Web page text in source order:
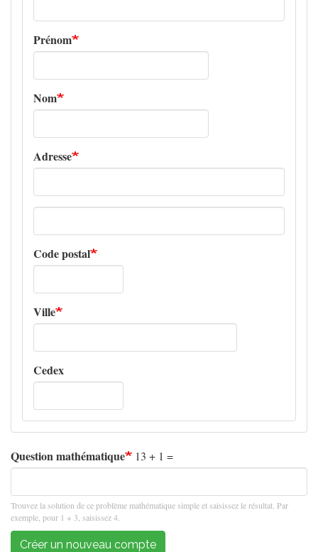
Prénom
Nom
Adresse
Adresse
Code postal
Ville
Cedex
Question mathématique 13 + 1 =
Trouvez la solution de ce problème mathématique simple et saisissez le résultat. Par
exemple, pour 1 + 3, saisissez 4.
Créer un nouveau compte